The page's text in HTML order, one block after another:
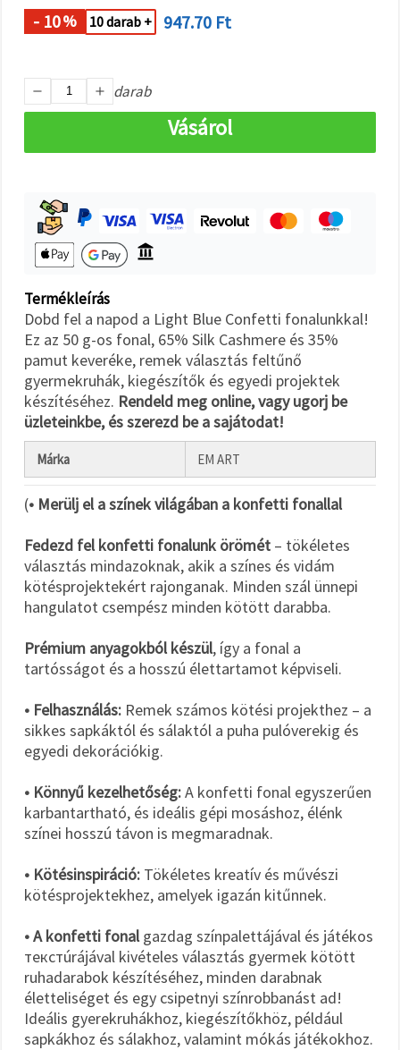
kiválasztásával
és a
kattintva.
Beállítások
- 10% 10 darab + 947.70 Ft
darab
Vásárol
Termékleírás
Dobd fel a napod a Light Blue Confetti fonalunkkal!
Ez az 50 g-os fonal, 65% Silk Cashmere és 35%
pamut keveréke, remek választás feltűnő
gyermekruhák, kiegészítők és egyedi projektek
készítéséhez. Rendeld meg online, vagy ugorj be
üzleteinkbe, és szerezd be a sajátodat!
Márka EM ART
(• Merülj el a színek világában a konfetti fonallal
Fedezd fel konfetti fonalunk örömét – tökéletes
választás mindazoknak, akik a színes és vidám
kötésprojektekért rajonganak. Minden szál ünnepi
hangulatot csempész minden kötött darabba.
Prémium anyagokból készül, így a fonal a
tartósságot és a hosszú élettartamot képviseli.
• Felhasználás: Remek számos kötési projekthez – a
sikkes sapkáktól és sálaktól a puha pulóverekig és
egyedi dekorációkig.
• Könnyű kezelhetőség:A konfetti fonal egyszerűen
karbantartható, és ideális gépi mosáshoz, élénk
színei hosszú távon is megmaradnak.
• Kötésinspiráció: Tökéletes kreatív és művészi
kötésprojektekhez, amelyek igazán kitűnnek.
• A konfetti fonal gazdag színpalettájával és játékos
текстúrájával kivételes választás gyermek kötött
ruhadarabok készítéséhez, minden darabnak
életteliséget és egy csipetnyi színrobbanást ad!
Ideális gyerekruhákhoz, kiegészítőkhöz, például
sapkákhoz és sálakhoz, valamint mókás játékokhoz.